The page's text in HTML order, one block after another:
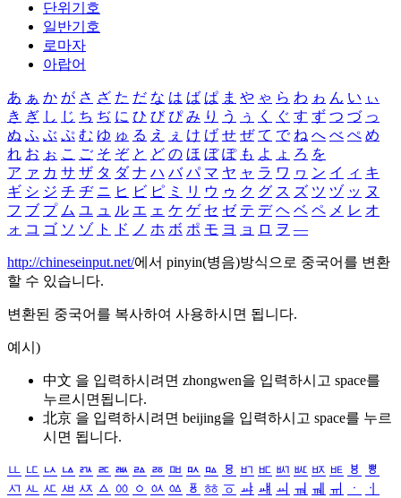
단위기호
일반기호
로마자
아랍어
あ ぁ か が さ ざ た だ な は ば ぱ ま や ゃ ら わ ゎ ん い ぃ
き ぎ し じ ち ぢ に ひ び ぴ み り う ぅ く ぐ す ず つ づ っ
ぬ ふ ぶ ぷ む ゆ ゅ る え ぇ け げ せ ぜ て で ね へ べ ぺ め
れ お ぉ こ ご そ ぞ と ど の ほ ぼ ぽ も よ ょ ろ を
ア ァ カ サ ザ タ ダ ナ ハ バ パ マ ヤ ャ ラ ワ ヮ ン イ ィ キ
ギ シ ジ チ ヂ ニ ヒ ビ ピ ミ リ ウ ゥ ク グ ス ズ ツ ヅ ッ ヌ
フ ブ プ ム ユ ュ ル エ ェ ケ ゲ セ ゼ テ デ ヘ ベ ペ メ レ オ
ォ コ ゴ ソ ゾ ト ド ノ ホ ボ ポ モ ヨ ョ ロ ヲ ―
http://chineseinput.net/에서 pinyin(병음)방식으로 중국어를 변환
할 수 있습니다.
변환된 중국어를 복사하여 사용하시면 됩니다.
예시)
中文 을 입력하시려면 zhongwen을 입력하시고 space를
누르시면됩니다.
北京 을 입력하시려면 beijing을 입력하시고 space를 누르
시면 됩니다.
ㅥ ㅦ ㅧ ㅨ ㅩ ㅪ ㅫ ㅬ ㅭ ㅮ ㅯ ㅰ ㅱ ㅲ ㅳ ㅴ ㅵ ㅶ ㅷ ㅸ
ㅹ
ㅺ ㅻ ㅼ ㅽ ㅾ ㅿ ㆀ ㆁ ㆂ ㆃ ㆄ ㆅ ㆆ ㆇ ㆈ ㆉ ㆊ ㆋ ㆌ ㆍ
ㆎ